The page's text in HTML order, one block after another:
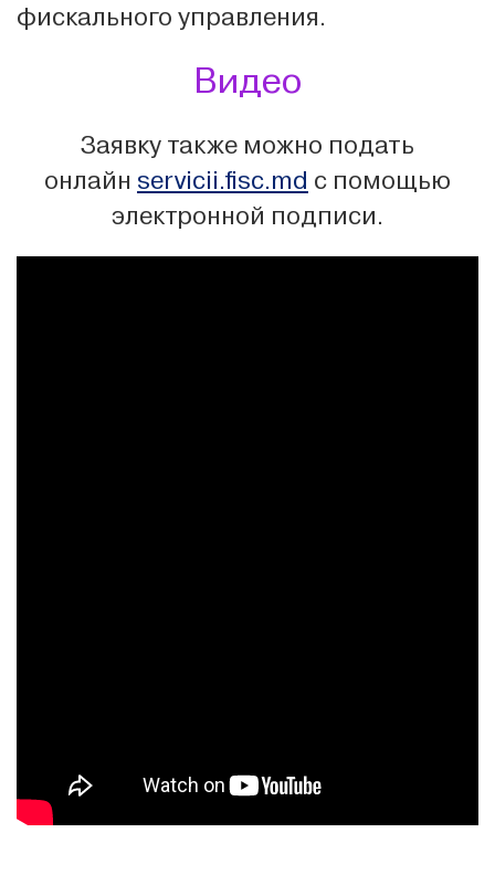
фискального управления.
Видео
Заявку также можно подать
онлайн servicii.fisc.md с помощью
электронной подписи.